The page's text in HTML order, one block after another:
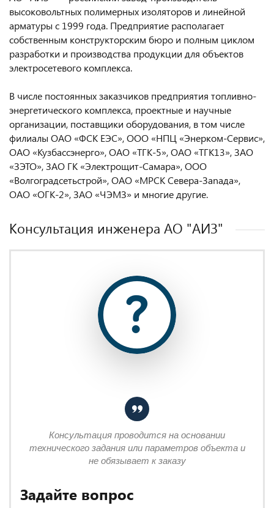
высоковольтных полимерных изоляторов и линейной
арматуры с 1999 года. Предприятие располагает
собственным конструкторским бюро и полным циклом
разработки и производства продукции для объектов
электросетевого комплекса.
В числе постоянных заказчиков предприятия топливно-
энергетического комплекса, проектные и научные
организации, поставщики оборудования, в том числе
филиалы ОАО «ФСК ЕЭС», ООО «НПЦ «Энерком-Сервис»,
ОАО «Кузбассэнерго», ОАО «ТГК-5», ОАО «ТГК13», ЗАО
«ЗЭТО», ЗАО ГК «Электрощит-Самара», ООО
«Волгоградсетьстрой», ОАО «МРСК Севера-Заnада»,
ОАО «ОГК-2», ЗАО «ЧЭМЗ» и многие другие.
Консультация инженера AO "АИЗ"
Задайте вопрос
Консультация проводится на основании
технического задания или параметров объекта и
не обязывает к заказу